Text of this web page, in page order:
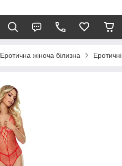
Еротична жіноча білизна